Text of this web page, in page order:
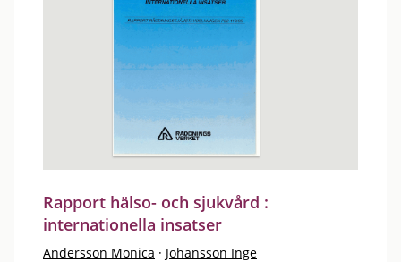
Rapport hälso- och sjukvård :
internationella insatser
Andersson Monica · Johansson Inge